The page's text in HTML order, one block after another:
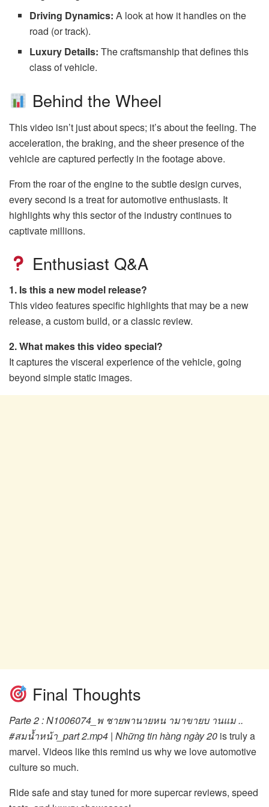
Driving Dynamics: A look at how it handles on the
road (or track).
Luxury Details: The craftsmanship that defines this
class of vehicle.
Behind the Wheel
This video isn’t just about specs; it’s about the feeling. The
acceleration, the braking, and the sheer presence of the
vehicle are captured perfectly in the footage above.
From the roar of the engine to the subtle design curves,
every second is a treat for automotive enthusiasts. It
highlights why this sector of the industry continues to
captivate millions.
Enthusiast Q&A
1. Is this a new model release?
This video features specific highlights that may be a new
release, a custom build, or a classic review.
2. What makes this video special?
It captures the visceral experience of the vehicle, going
beyond simple static images.
Final Thoughts
Parte 2 : N1006074_พ ชายพานายหน ามาขายบ านแม ..
#สมน้ำหน้า_part 2.mp4 | Những tin hàng ngày 20 is truly a
marvel. Videos like this remind us why we love automotive
culture so much.
Ride safe and stay tuned for more supercar reviews, speed